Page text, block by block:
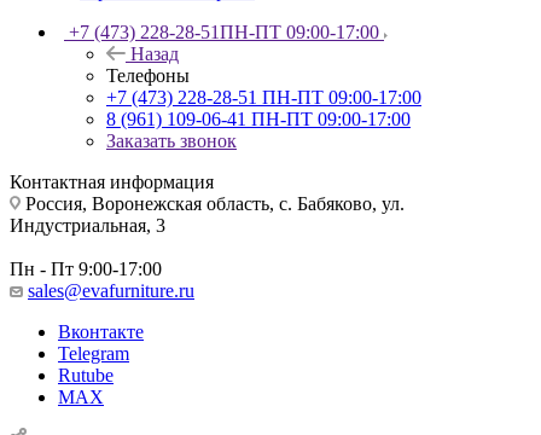
+7 (473) 228-28-51ПН-ПТ 09:00-17:00
Назад
Телефоны
+7 (473) 228-28-51 ПН-ПТ 09:00-17:00
8 (961) 109-06-41 ПН-ПТ 09:00-17:00
Заказать звонок
Контактная информация
Россия, Воронежская область, с. Бабяково, ул.
Индустриальная, 3
Пн - Пт 9:00-17:00
sales@evafurniture.ru
Вконтакте
Telegram
Rutube
MAX